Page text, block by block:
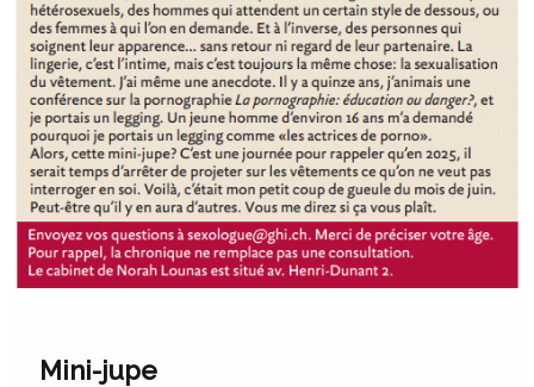
Mini-jupe